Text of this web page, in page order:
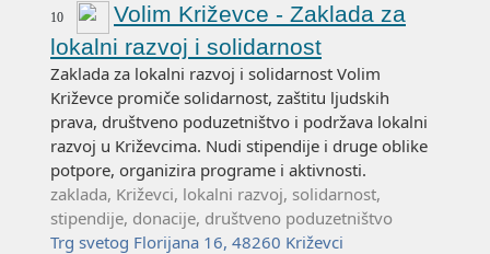
10
Volim Križevce - Zaklada za
lokalni razvoj i solidarnost
Zaklada za lokalni razvoj i solidarnost Volim
Križevce promiče solidarnost, zaštitu ljudskih
prava, društveno poduzetništvo i podržava lokalni
razvoj u Križevcima. Nudi stipendije i druge oblike
potpore, organizira programe i aktivnosti.
zaklada, Križevci, lokalni razvoj, solidarnost,
stipendije, donacije, društveno poduzetništvo
Trg svetog Florijana 16, 48260 Križevci